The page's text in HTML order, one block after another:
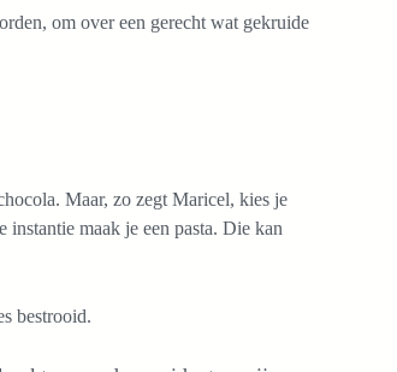
om over een gerecht wat gekruide
Maar, zo zegt Maricel, kies je
maak je een pasta. Die kan
bestrooid.